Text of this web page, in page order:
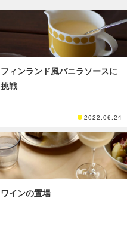
フィンランド風バニラソースに
挑戦
2022.06.24
ワインの置場